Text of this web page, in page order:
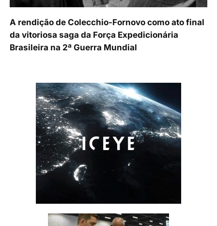
A rendição de Colecchio-Fornovo como ato final
da vitoriosa saga da Força Expedicionária
Brasileira na 2ª Guerra Mundial